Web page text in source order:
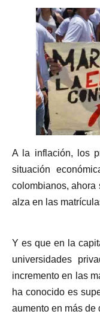
A la inflación, los
situación
colombianos, ahora
alza en las
Y es que en la
universidades
incremento en las
ha conocido es
aumento en más de